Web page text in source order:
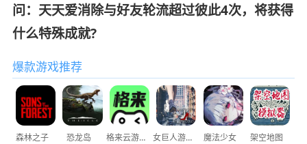
问：天天爱消除与好友轮流超过彼此4次，将获得
什么特殊成就?
爆款游戏推荐
森林之子 恐龙岛 格来云游戏 女巨人游乐场 魔法少女 架空地图